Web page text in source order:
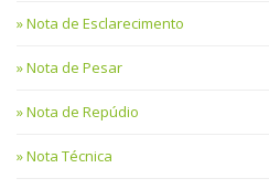
Nota de Esclarecimento
Nota de Pesar
Nota de Repúdio
Nota Técnica